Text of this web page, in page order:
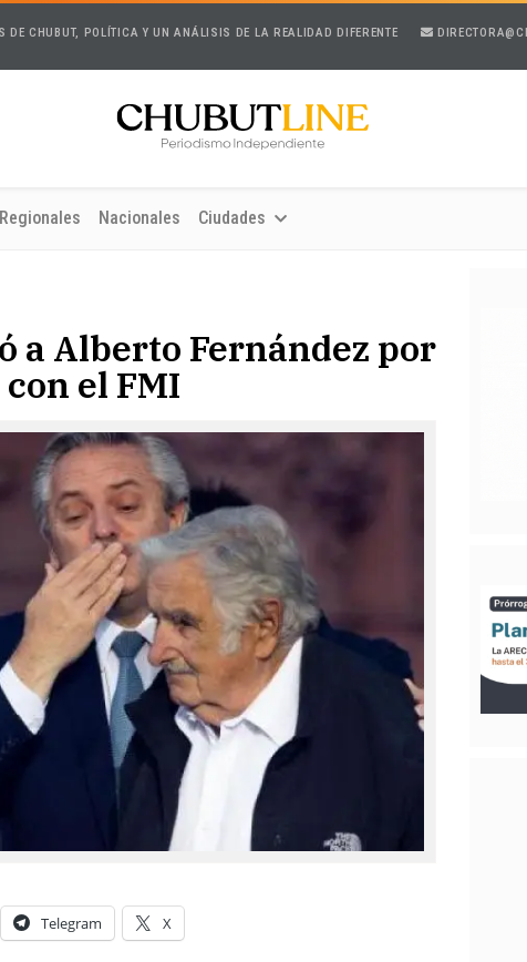
DE CHUBUT, POLÍTICA Y UN ANÁLISIS DE LA REALIDAD DIFERENTE
Regionales Nacionales Ciudades
a Alberto Fernández por
el FMI
Telegram X